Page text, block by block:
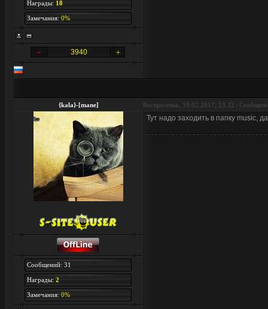
Награды: 18
Замечания: 0%
3940
{kala}-[mane] Воскресенье, 19.02.2017, 13:32 |
Сообщений: 31
Награды: 2
Замечания: 0%
Тут надо заходить в папку music,